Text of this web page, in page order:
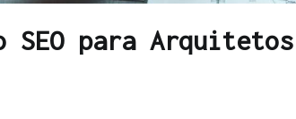
SEO para Arquitetos